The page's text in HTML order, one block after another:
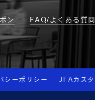
ン FAQ/よくある質問
シーポリシー JFAカス